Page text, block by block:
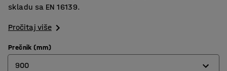
skladu sa EN 16139.
Pročitaj više
Prečnik (mm)
900